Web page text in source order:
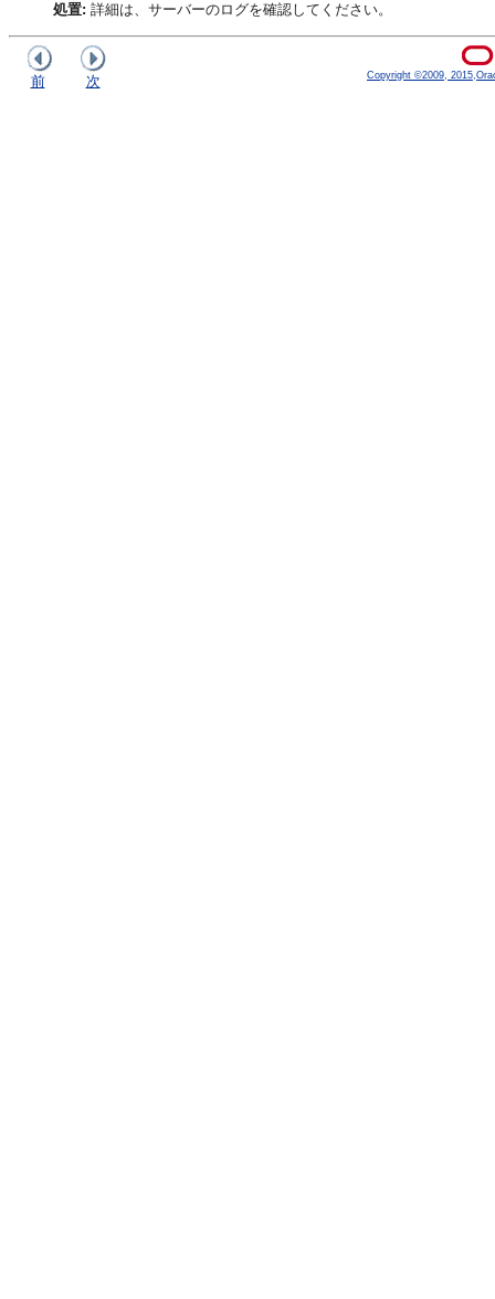
処置: 詳細は、サーバーのログを確認してください。
前 次 Copyright ©2009,